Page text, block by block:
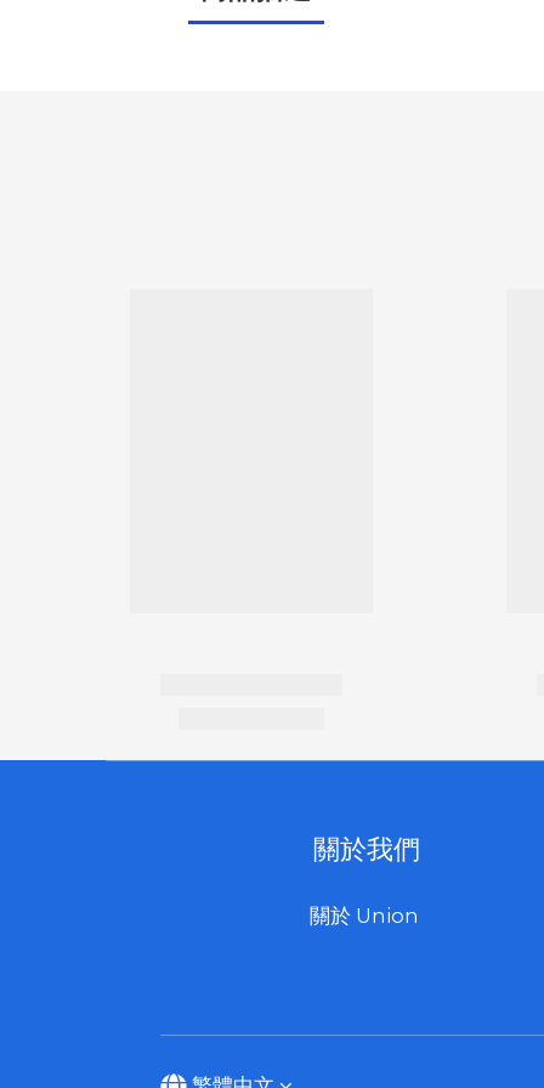
關於我們
關於 Union